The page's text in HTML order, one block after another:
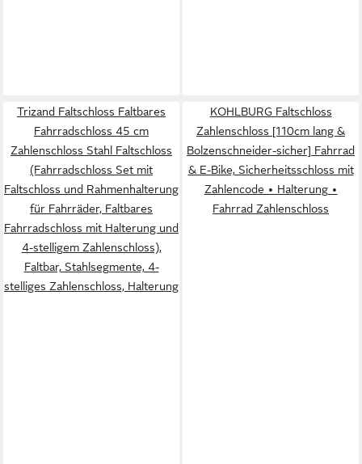
Trizand Faltschloss Faltbares
Fahrradschloss 45 cm
Zahlenschloss Stahl Faltschloss
(Fahrradschloss Set mit
Faltschloss und Rahmenhalterung
für Fahrräder, Faltbares
Fahrradschloss mit Halterung und
4-stelligem Zahlenschloss),
Faltbar, Stahlsegmente, 4-
stelliges Zahlenschloss, Halterung
KOHLBURG Faltschloss
Zahlenschloss [110cm lang &
Bolzenschneider-sicher] Fahrrad
& E-Bike, Sicherheitsschloss mit
Zahlencode • Halterung •
Fahrrad Zahlenschloss